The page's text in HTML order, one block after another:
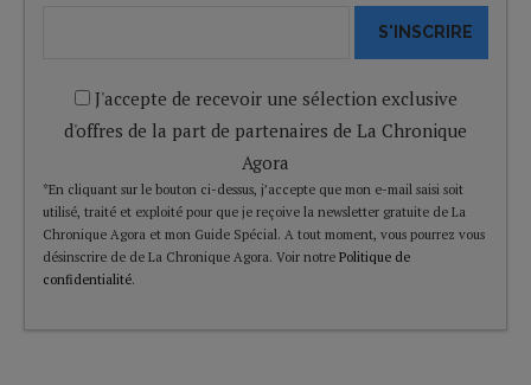
S'INSCRIRE
J'accepte de recevoir une sélection exclusive
d'offres de la part de partenaires de La Chronique
Agora
*En cliquant sur le bouton ci-dessus, j’accepte que mon e-mail saisi soit
utilisé, traité et exploité pour que je reçoive la newsletter gratuite de La
Chronique Agora et mon Guide Spécial. A tout moment, vous pourrez vous
désinscrire de de La Chronique Agora. Voir notre Politique de
confidentialité.